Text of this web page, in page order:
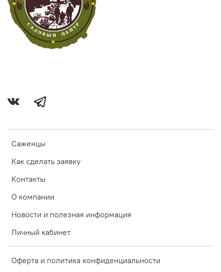
Саженцы
Как сделать заявку
Контакты
О компании
Новости и полезная информация
Личный кабинет
Оферта и политика конфиденциальности